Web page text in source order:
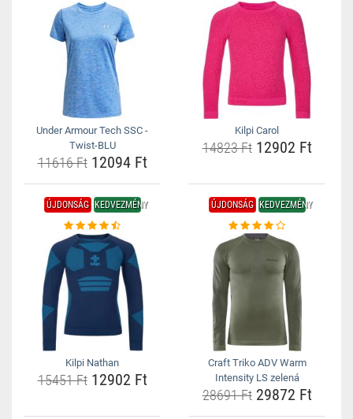
Under Armour Tech SSC -
Twist-BLU
11616 Ft12094 Ft
Kilpi Carol
14823 Ft12902 Ft
ÚJDONSÁG KEDVEZMÉNY
Kilpi Nathan
15451 Ft12902 Ft
ÚJDONSÁG KEDVEZMÉNY
Craft Triko ADV Warm
Intensity LS zelená
28691 Ft29872 Ft